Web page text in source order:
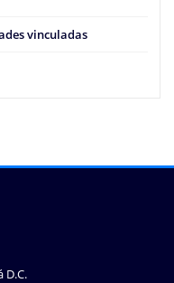
vinculadas
D.C.